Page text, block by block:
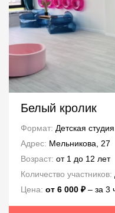
Белый кролик
Формат: Детская студия
Адрес: Мельникова, 27
Возраст: от 1 до 12 лет
Количество участников:
Цена: от 6 000 ₽– за 3